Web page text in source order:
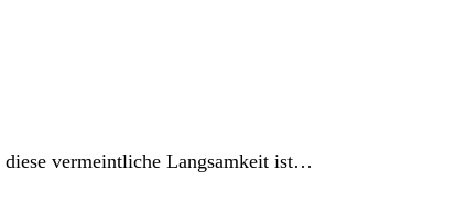
diese vermeintliche Langsamkeit ist…